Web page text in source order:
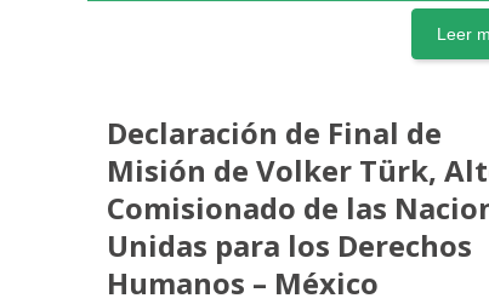
Leer
Declaración de Final de
Misión de Volker Türk,
Comisionado de las
Unidas para los Derechos
Humanos – México